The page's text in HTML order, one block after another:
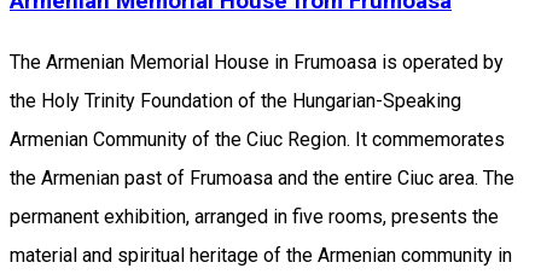
The Armenian Memorial House in Frumoasa is operated by
the Holy Trinity Foundation of the Hungarian-Speaking
Armenian Community of the Ciuc Region. It commemorates
the Armenian past of Frumoasa and the entire Ciuc area. The
permanent exhibition, arranged in five rooms, presents the
material and spiritual heritage of the Armenian community in